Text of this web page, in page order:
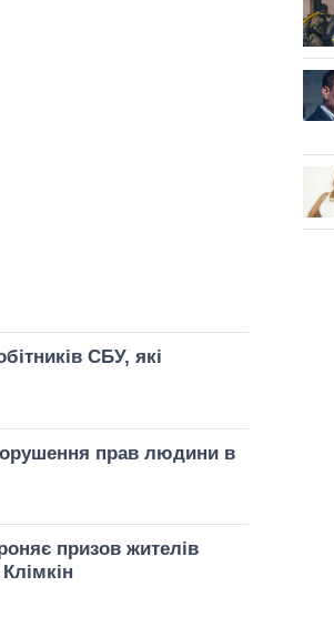
СБУ, які
прав людини в
призов жителів